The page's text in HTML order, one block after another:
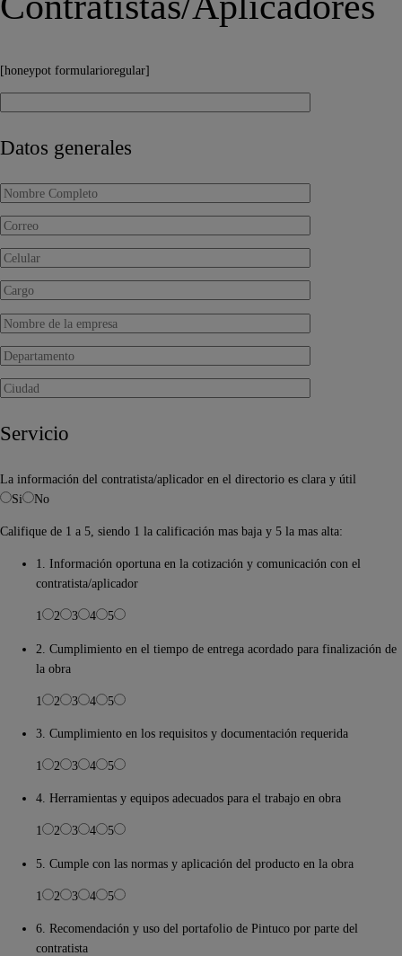
[honeypot formularioregular]
Datos generales
Servicio
La información del contratista/aplicador en el directorio es clara y útil
Si
No
Califique de 1 a 5, siendo 1 la calificación mas baja y 5 la mas alta:
1. Información oportuna en la cotización y comunicación con el
contratista/aplicador
1 2 3 4 5
2. Cumplimiento en el tiempo de entrega acordado para finalización de
la obra
1 2 3 4 5
3. Cumplimiento en los requisitos y documentación requerida
1 2 3 4 5
4. Herramientas y equipos adecuados para el trabajo en obra
1 2 3 4 5
5. Cumple con las normas y aplicación del producto en la obra
1 2 3 4 5
6. Recomendación y uso del portafolio de Pintuco por parte del
contratista